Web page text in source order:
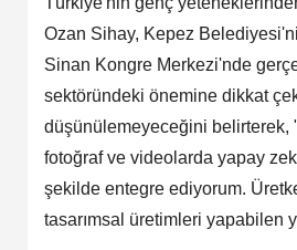
Ozan Sihay, Kepez
Sinan Kongre Merkezi'nde
sektöründeki önemine dikkat
düşünülemeyeceğini belirterek,
fotoğraf ve videolarda yapay
şekilde entegre ediyorum.
tasarımsal üretimleri yapabilen